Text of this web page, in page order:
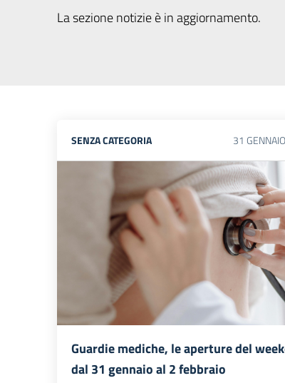
La sezione notizie è in aggiornamento.
SENZA CATEGORIA 31 GENNAIO
Guardie mediche, le aperture del
dal 31 gennaio al 2 febbraio